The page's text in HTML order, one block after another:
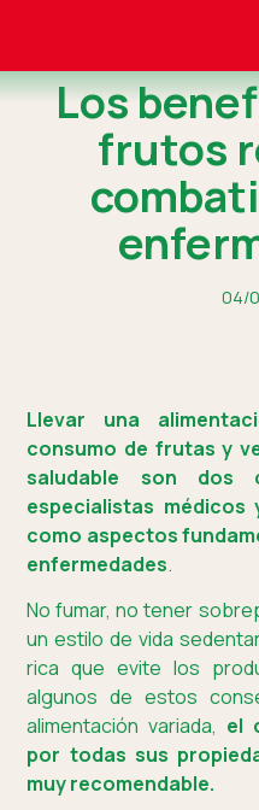
Los
frutos
04/
Llevar una
consumo de frutas y
saludable son
especialistas
como aspectos
enfermedades.
No fumar, no tener
un estilo de vida
rica que evite los
algunos de estos
alimentación variada, el
por todas sus
muy recomendable.